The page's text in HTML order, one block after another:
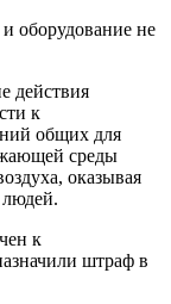
оборудование не
действия
к
общих для
среды
оказывая
людей.
к
штраф в